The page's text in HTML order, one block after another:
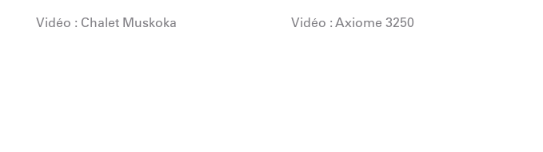
Vidéo : Chalet Muskoka Vidéo : Axiome 3250